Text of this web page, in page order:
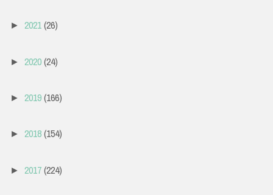
► 2021(26)
► 2020(24)
► 2019(166)
► 2018(154)
► 2017(224)